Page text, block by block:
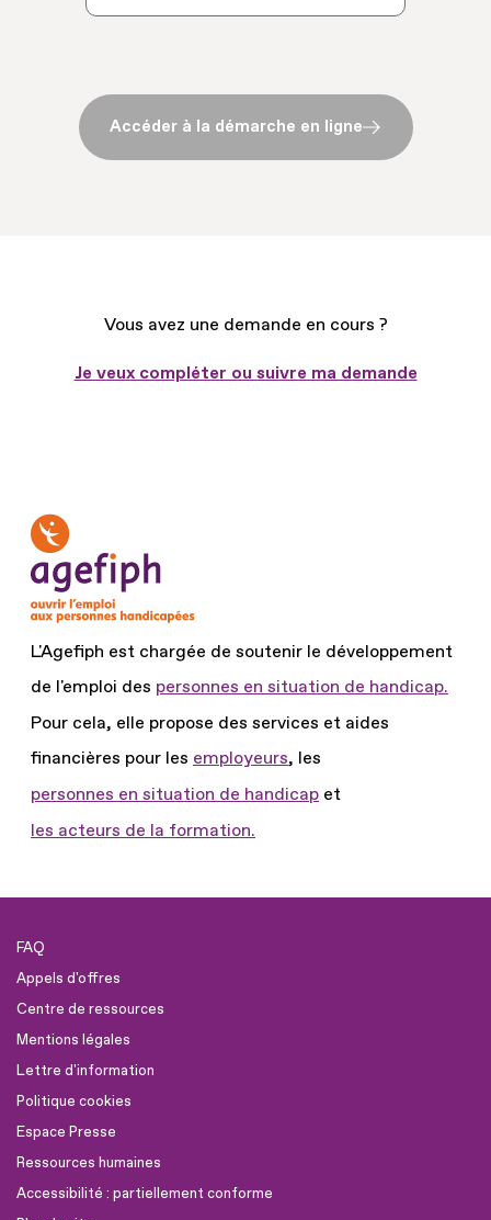
Accéder à la démarche en ligne
Vous avez une demande en cours ?
Je veux compléter ou suivre ma demande
L'Agefiph est chargée de soutenir le développement
de l'emploi des personnes en situation de handicap.
Pour cela, elle propose des services et aides
financières pour les employeurs, les
personnes en situation de handicap et
les acteurs de la formation.
FAQ
Appels d'offres
Centre de ressources
Mentions légales
Lettre d'information
Politique cookies
Espace Presse
Ressources humaines
Accessibilité : partiellement conforme